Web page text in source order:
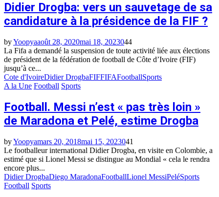
Didier Drogba: vers un sauvetage de sa
candidature à la présidence de la FIF ?
byYoopyaaoût 28, 2020mai 18, 2023044
La Fifa a demandé la suspension de toute activité liée aux élections
de président de la fédération de football de Côte d’Ivoire (FIF)
jusqu’à ce...
Cote d'IvoireDidier DrogbaFIFFIFAFootballSports
A la Une Football Sports
Football. Messi n’est « pas très loin »
de Maradona et Pelé, estime Drogba
byYoopyamars 20, 2018mai 15, 2023041
Le footballeur international Didier Drogba, en visite en Colombie, a
estimé que si Lionel Messi se distingue au Mondial « cela le rendra
encore plus...
Didier DrogbaDiego MaradonaFootballLionel MessiPeléSports
Football Sports